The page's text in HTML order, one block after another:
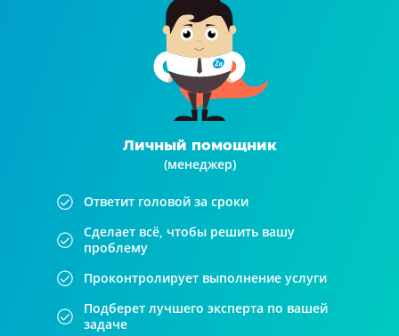
Личный помощник
(менеджер)
Ответит головой за сроки
Сделает всё, чтобы решить вашу
проблему
Проконтролирует выполнение услуги
Подберет лучшего эксперта по вашей
задаче